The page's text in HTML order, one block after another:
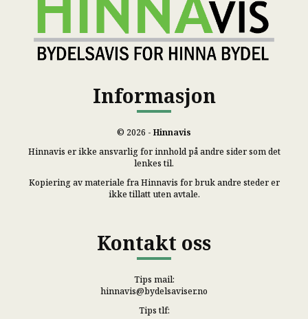
Informasjon
© 2026 - Hinnavis
Hinnavis er ikke ansvarlig for innhold på andre sider som det
lenkes til.
Kopiering av materiale fra Hinnavis for bruk andre steder er
ikke tillatt uten avtale.
Kontakt oss
Tips mail:
hinnavis@bydelsaviser.no
Tips tlf: